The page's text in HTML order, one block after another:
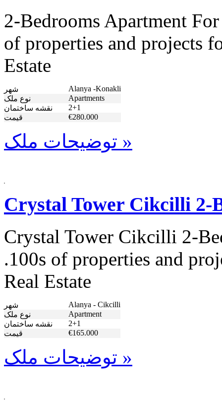
2-Bedrooms Apartment
of properties and projects
Estate
شهر
Alanya -Konakli
نوع ملک
Apartments
نقشه ساختمان
2+1
قیمت
€280.000
توضیحات ملک »
Crystal Tower Cikcilli 2-
Crystal Tower Cikcilli 2-
.100s of properties and
Real Estate
شهر
Alanya - Cikcilli
نوع ملک
Apartment
نقشه ساختمان
2+1
قیمت
€165.000
توضیحات ملک »